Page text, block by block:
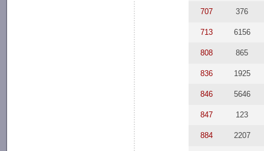
707 376
713 6156
808 865
836 1925
846 5646
847 123
884 2207